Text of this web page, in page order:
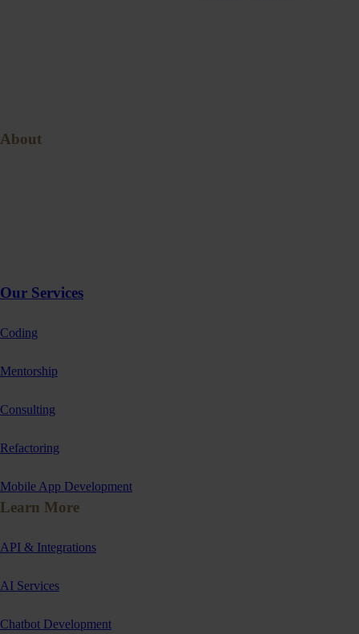
About
Our Services
Coding
Mentorship
Consulting
Refactoring
Mobile App Development
Learn More
API & Integrations
AI Services
Chatbot Development